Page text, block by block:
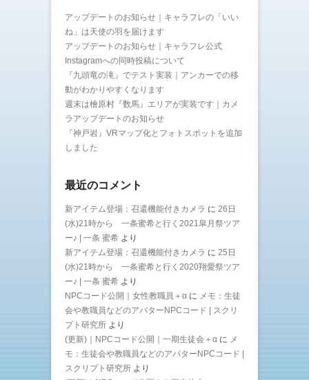
アップデートのお知らせ｜キャラフレの「いい
ね」は天使の羽を届けます
アップデートのお知らせ｜キャラフレ公式
Instagramへの同時投稿について
『九頭竜の滝』でテスト実装｜アンカーでの移
動がわかりやすくなります
週末は檜原村『数馬』エリアが実装です｜カメ
ラアップデートのお知らせ
『神戸岩』VRマップ化とフォトスポットを追加
しました
最近のコメント
新アイテム登場：召還機能付きカメラ に 26日
(水)21時から 一条蜜希と行く2021皐月祭ツア
ー♪ | 一条 蜜希 より
新アイテム登場：召還機能付きカメラ に 25日
(水)21時から 一条蜜希と行く2020翔愛祭ツア
ー♪ | 一条 蜜希 より
NPCコード公開｜女性教職員＋α に メモ：生徒
会や教職員などのアバターNPCコード | スクリ
プト研究所 より
(更新)｜NPCコード公開｜一期生徒会＋α に メ
モ：生徒会や教職員などのアバターNPCコード |
スクリプト研究所 より